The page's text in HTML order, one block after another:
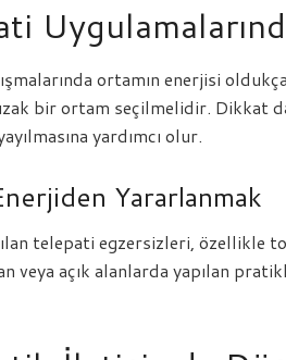
ortamın enerjisi
bir ortam seçilmelidir. Dikkat
yardımcı olur.
Yararlanmak
telepati egzersizleri, özellikle
veya açık alanlarda yapılan